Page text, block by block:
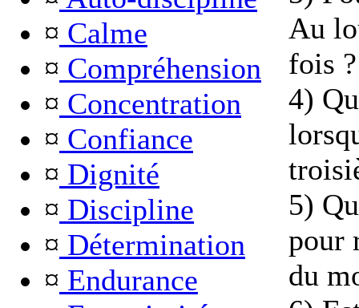
¤ Calme
¤ Compréhension
¤ Concentration
¤ Confiance
¤ Dignité
¤ Discipline
¤ Détermination
¤ Endurance
Au
fois ?
4)
5)
pour
du